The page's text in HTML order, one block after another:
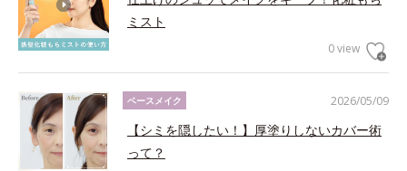
ミスト
0 view
2026/05/09
ベースメイク
【シミを隠したい！】厚塗りしないカバー術
って？